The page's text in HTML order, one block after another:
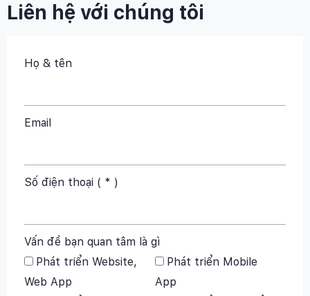
Liên hệ với chúng tôi
Họ & tên
Email
Số điện thoại ( * )
Vấn đề bạn quan tâm là gì
Phát triển Website,
Web App
Phát triển Mobile
App